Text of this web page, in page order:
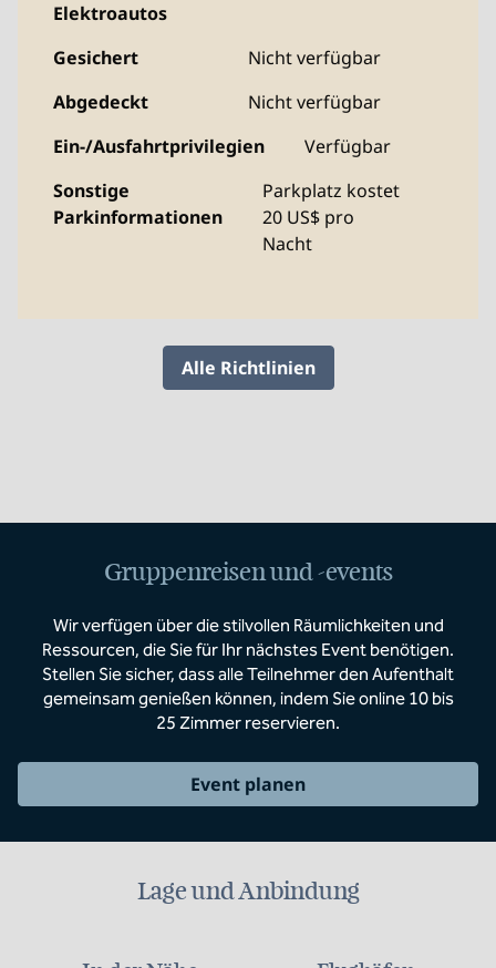
Elektroautos
Gesichert
Nicht verfügbar
Abgedeckt
Nicht verfügbar
Ein-/Ausfahrtprivilegien
Verfügbar
Sonstige
Parkinformationen
Parkplatz kostet
20 US$ pro
Nacht
Alle Richtlinien
Gruppenreisen und -events
Wir verfügen über die stilvollen Räumlichkeiten und
Ressourcen, die Sie für Ihr nächstes Event benötigen.
Stellen Sie sicher, dass alle Teilnehmer den Aufenthalt
gemeinsam genießen können, indem Sie online 10 bis
25 Zimmer reservieren.
Event planen
Lage und Anbindung